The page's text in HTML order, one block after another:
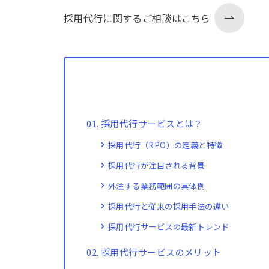
採用代行に関するご相談はこちら
採用代行サービスとは？
採用代行（RPO）の定義と特徴
採用代行が注目される背景
外注する業務範囲の具体例
採用代行と従来の採用手法の違い
採用代行サービスの最新トレンド
採用代行サービスのメリット